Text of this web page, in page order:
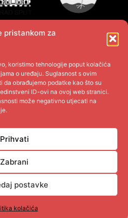
pristankom za
koristimo tehnologije poput kolačića
o uređaju. Suglasnost s ovim
da obrađujemo podatke kao što su
ID-ovi na ovoj web stranici.
može negativno utjecati na
Prihvati
Zabrani
postavke
kolačića
STRANICE